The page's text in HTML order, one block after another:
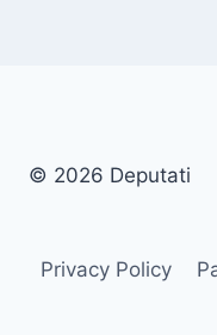
© 2026 Deputati
Privacy Policy